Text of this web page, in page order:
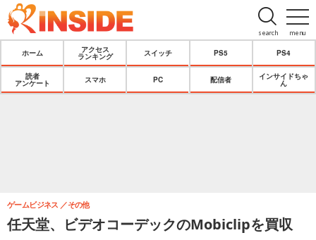
menu
search
ホーム
アクセス
ランキング
スイッチ PS5 PS4
読者
アンケート
スマホ PC 配信者
インサイドちゃ
ん
任天堂、ビデオコーデックのMobiclipを買収
ゲームビジネス その他